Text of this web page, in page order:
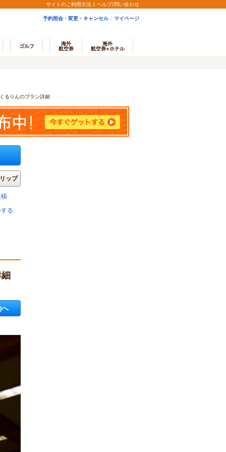
サイトのご利用方法 ヘルプ/問い合わせ
予約照会・変更・キャンセル マイページ
ゴルフ
海外
航空券
海外
航空券+ホテル
るりんのプラン詳細
ップ
る
へ